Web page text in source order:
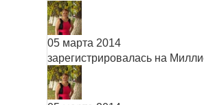
05 марта 2014
зарегистрировалась на